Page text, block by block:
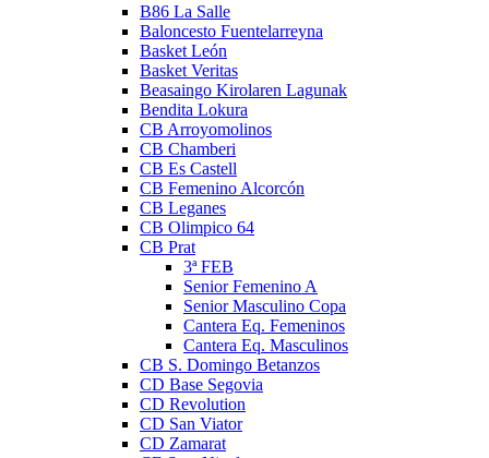
B86 La Salle
Baloncesto Fuentelarreyna
Basket León
Basket Veritas
Beasaingo Kirolaren Lagunak
Bendita Lokura
CB Arroyomolinos
CB Chamberi
CB Es Castell
CB Femenino Alcorcón
CB Leganes
CB Olimpico 64
CB Prat
3ª FEB
Senior Femenino A
Senior Masculino Copa
Cantera Eq. Femeninos
Cantera Eq. Masculinos
CB S. Domingo Betanzos
CD Base Segovia
CD Revolution
CD San Viator
CD Zamarat